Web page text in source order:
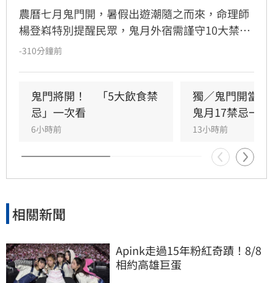
農曆七月鬼門開，暑假出遊潮隨之而來，命理師
楊登嵙特別提醒民眾，鬼月外宿需謹守10大禁
忌，以保旅途平安。關鍵重點包括：入住飯店時
外，若發現房內聖經被翻開，切勿隨意蓋上，應
要求換房。這些民間習俗雖僅供參考，但對於旅
遊安全與心理安定仍有幫助。提醒民眾暑假開心
出遊之餘，保持尊重與警覺，避開陰氣較重之
處，才能玩得盡興且安心，避免不必要的驚擾，
平安度過民俗月。
-310分鐘前
鬼門將開！　「5大飲食禁
忌」一次看
6小時前
獨／鬼門開當
鬼月17禁忌一
13小時前
相關新聞
Apink走過15年粉紅奇蹟！8/8
相約高雄巨蛋